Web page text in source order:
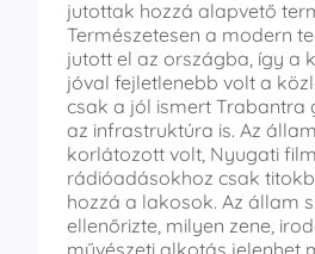
jutottak hozzá alapvető
Természetesen a modern
jutott el az országba, így a
jóval fejletlenebb volt a
csak a jól ismert Trabantra
az infrastruktúra is. Az
korlátozott volt, Nyugati
rádióadásokhoz csak
hozzá a lakosok. Az állam
ellenőrizte, milyen zene,
művészeti alkotás jelenhet